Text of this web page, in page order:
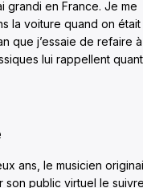
grandi en France. Je me
la voiture quand on était
que j’essaie de refaire à
lui rappellent
ans, le musicien
son public virtuel le